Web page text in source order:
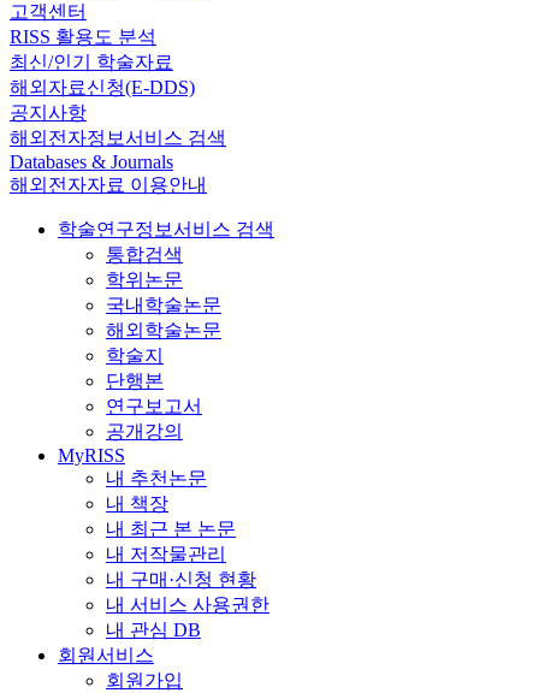
고객센터
RISS 활용도 분석
최신/인기 학술자료
해외자료신청(E-DDS)
공지사항
해외전자정보서비스 검색
Databases & Journals
해외전자자료 이용안내
학술연구정보서비스 검색
통합검색
학위논문
국내학술논문
해외학술논문
학술지
단행본
연구보고서
공개강의
MyRISS
내 추천논문
내 책장
내 최근 본 논문
내 저작물관리
내 구매·신청 현황
내 서비스 사용권한
내 관심 DB
회원서비스
회원가입